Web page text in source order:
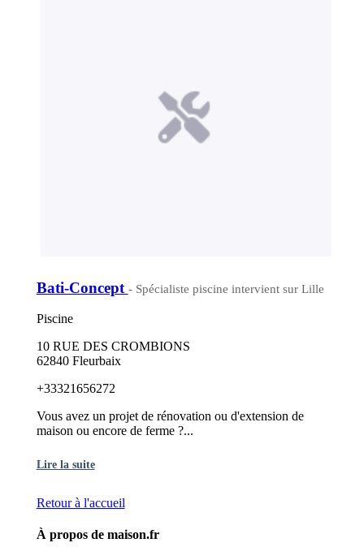
Bati-Concept - Spécialiste piscine intervient sur Lille
Piscine
10 RUE DES CROMBIONS
62840 Fleurbaix
+33321656272
Vous avez un projet de rénovation ou d'extension de
maison ou encore de ferme ?...
Lire la suite
Retour à l'accueil
À propos de maison.fr